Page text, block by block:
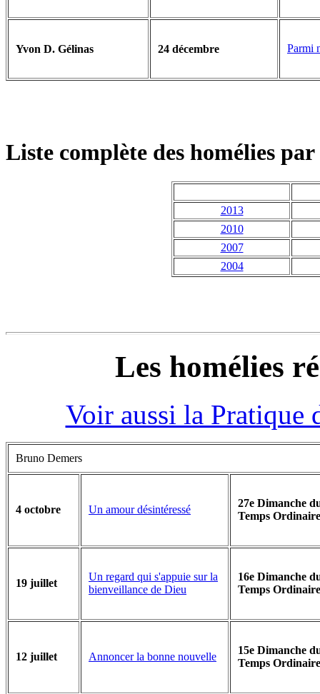
Yvon D. Gélinas 24 décembre Parmi
Liste complète des homélies
2013
2010
2007
2004
Les homélies
Voir aussi la
Bruno Demers
4 octobre Un amour désintéressé
27e Dimanche
Temps
19 juillet
Un regard qui s'appuie sur la
bienveillance de Dieu
16e Dimanche
Temps
12 juillet Annoncer la bonne nouvelle
15e Dimanche
Temps